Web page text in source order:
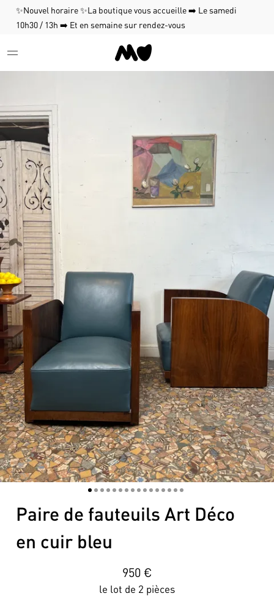
✨Nouvel horaire ✨La boutique vous accueille ➡️ Le samedi
10h30 / 13h ➡️ Et en semaine sur rendez-vous
12345678910111213141516
Paire de fauteuils Art Déco
en cuir bleu
950 €
le lot de 2 pièces